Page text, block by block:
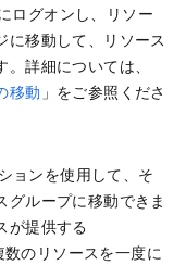
ログオンし、リソー
に移動して、リソース
詳細については、
移動 」をご参照くださ
ョンを使用して、そ
ループに移動できま
が提供する
のリソースを一度に